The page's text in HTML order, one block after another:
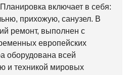
включает в себя:
прихожую, санузел. В
ремонт, выполнен с
европейских
оборудована всей
и техникой мировых